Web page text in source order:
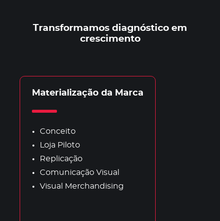
Transformamos diagnóstico em
crescimento
Materialização da Marca
Conceito
Loja Piloto
Replicação
Comunicação Visual
Visual Merchandising